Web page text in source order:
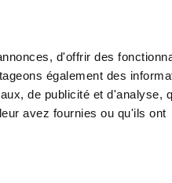
d'offrir des
également des
de publicité et d'analyse,
avez fournies ou qu'ils ont
International